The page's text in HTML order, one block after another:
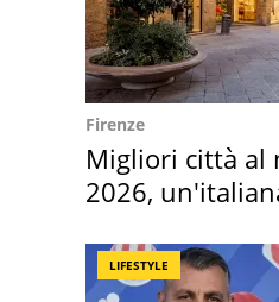
Firenze
Migliori città al
2026,
LIFESTYLE